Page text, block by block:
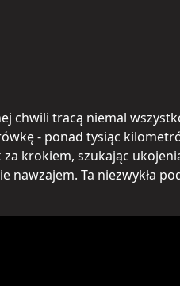
chwili tracą niemal
- ponad tysiąc
krokiem, szukając
Ta niezwykła